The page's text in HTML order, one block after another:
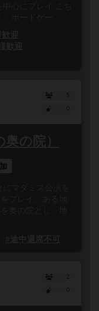
心にプレイ こち
ボードゲー...
迎
歓迎
5
の院）
マダミス公演を
プレイ。ある地
奥の院とし、地
#途中退席不可
2